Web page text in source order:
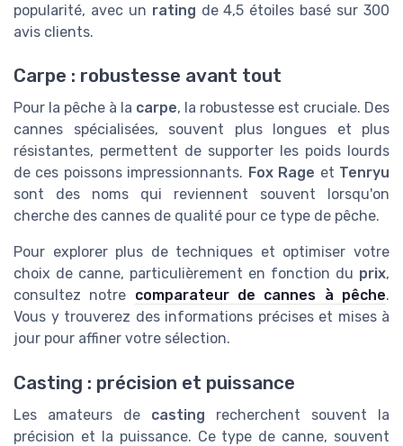
popularité, avec un rating de 4,5 étoiles basé sur 300
avis clients.
Carpe : robustesse avant tout
Pour la pêche à la carpe, la robustesse est cruciale. Des
cannes spécialisées, souvent plus longues et plus
résistantes, permettent de supporter les poids lourds
de ces poissons impressionnants. Fox Rage et Tenryu
sont des noms qui reviennent souvent lorsqu'on
cherche des cannes de qualité pour ce type de pêche.
Pour explorer plus de techniques et optimiser votre
choix de canne, particulièrement en fonction du prix,
consultez notre comparateur de cannes à pêche.
Vous y trouverez des informations précises et mises à
jour pour affiner votre sélection.
Casting : précision et puissance
Les amateurs de casting recherchent souvent la
précision et la puissance. Ce type de canne, souvent